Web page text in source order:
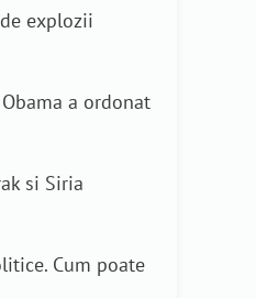
explozii
a ordonat
si Siria
Cum poate